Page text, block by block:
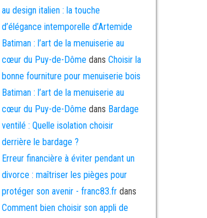
au design italien : la touche
d’élégance intemporelle d’Artemide
Batiman : l’art de la menuiserie au
cœur du Puy-de-Dôme dans Choisir la
bonne fourniture pour menuiserie bois
Batiman : l’art de la menuiserie au
cœur du Puy-de-Dôme dans Bardage
ventilé : Quelle isolation choisir
derrière le bardage ?
Erreur financière à éviter pendant un
divorce : maîtriser les pièges pour
protéger son avenir - franc83.frdans
Comment bien choisir son appli de